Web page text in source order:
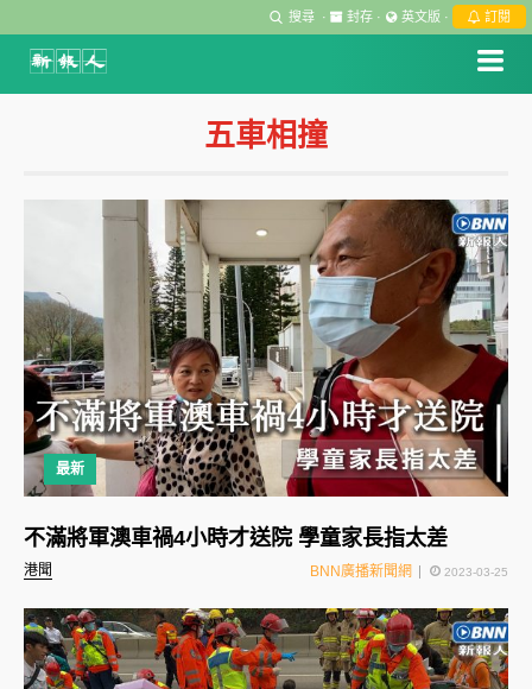
搜尋 · 封存 · 英文版 · 訂閱
五車相撞
最新
港聞
不滿將軍澳車禍4小時才送院 學童家長指太差
BNN廣播新聞網 2023-03-25